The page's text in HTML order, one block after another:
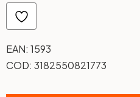
EAN: 1593
COD: 3182550821773